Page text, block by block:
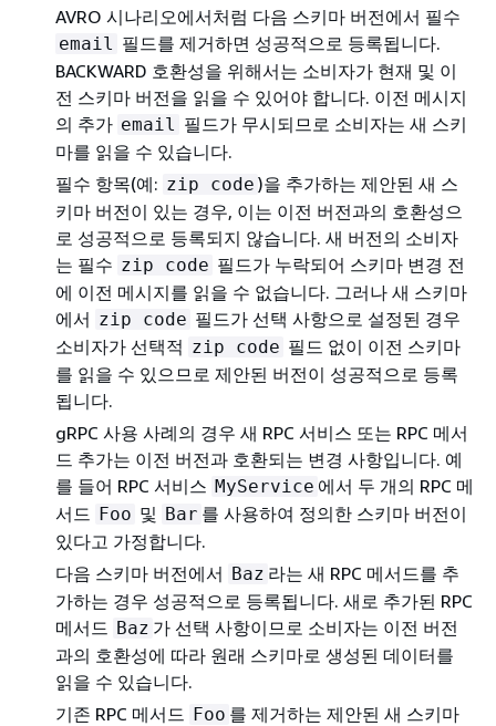
AVRO 시나리오에서처럼 다음 스키마 버전에서 필수
email
필드를 제거하면 성공적으로 등록됩니다.
BACKWARD 호환성을 위해서는 소비자가 현재 및 이
전 스키마 버전을 읽을 수 있어야 합니다. 이전 메시지
의 추가 email
필드가 무시되므로 소비자는 새 스키
마를 읽을 수 있습니다.
필수 항목(예: zip code )을 추가하는 제안된 새 스
키마 버전이 있는 경우, 이는 이전 버전과의 호환성으
로 성공적으로 등록되지 않습니다. 새 버전의 소비자
는 필수 zip code 필드가 누락되어 스키마 변경 전
에 이전 메시지를 읽을 수 없습니다. 그러나 새 스키마
에서 zip code 필드가 선택 사항으로 설정된 경우
소비자가 선택적 zip code 필드 없이 이전 스키마
를 읽을 수 있으므로 제안된 버전이 성공적으로 등록
됩니다.
gRPC 사용 사례의 경우 새 RPC 서비스 또는 RPC 메서
드 추가는 이전 버전과 호환되는 변경 사항입니다. 예
를 들어 RPC 서비스 MyService 에서 두 개의 RPC 메
서드 Foo 및 Bar 를 사용하여 정의한 스키마 버전이
있다고 가정합니다.
다음 스키마 버전에서 Baz 라는 새 RPC 메서드를 추
가하는 경우 성공적으로 등록됩니다. 새로 추가된 RPC
메서드 Baz 가 선택 사항이므로 소비자는 이전 버전
과의 호환성에 따라 원래 스키마로 생성된 데이터를
읽을 수 있습니다.
기존 RPC 메서드 Foo 를 제거하는 제안된 새 스키마